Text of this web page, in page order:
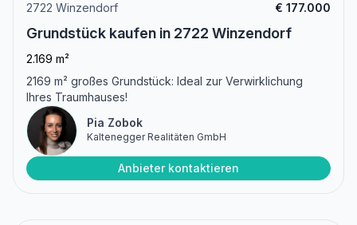
2722 Winzendorf € 177.000
Grundstück kaufen in 2722 Winzendorf
2.169 m²
2169 m² großes Grundstück: Ideal zur Verwirklichung
Ihres Traumhauses!
Pia Zobok
Kaltenegger Realitäten GmbH
Anbieter kontaktieren